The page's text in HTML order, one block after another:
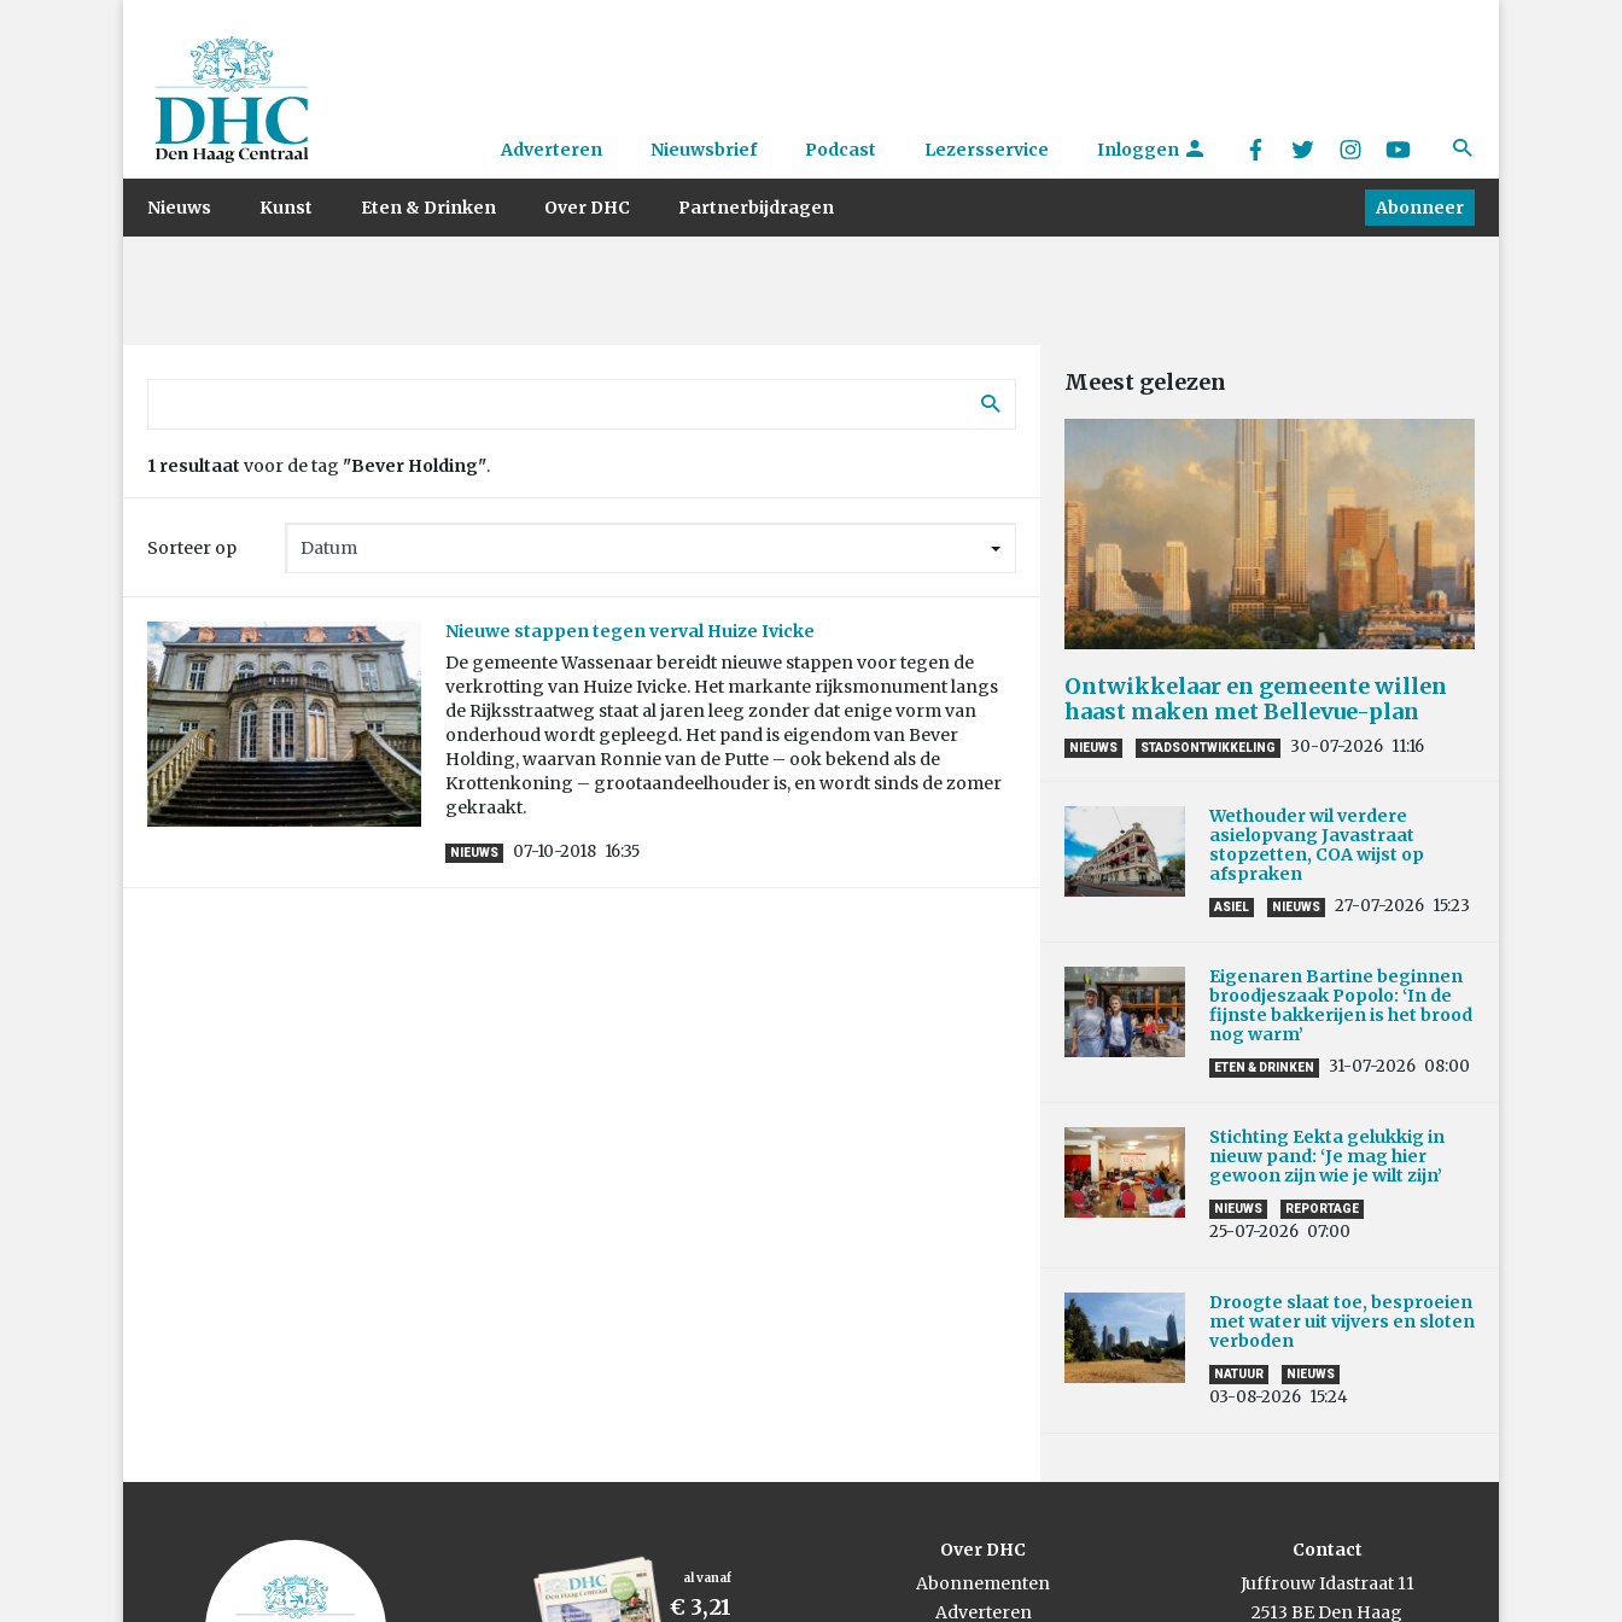
Adverteren Nieuwsbrief Podcast Lezersservice Inloggen
Nieuws Kunst Eten & Drinken Over DHC Partnerbijdragen Abonneer
1 resultaat voor de tag "Bever Holding".
Sorteer op
Nieuwe stappen tegen verval Huize Ivicke
De gemeente Wassenaar bereidt nieuwe stappen voor tegen de
verkrotting van Huize Ivicke. Het markante rijksmonument langs
de Rijksstraatweg staat al jaren leeg zonder dat enige vorm van
onderhoud wordt gepleegd. Het pand is eigendom van Bever
Holding, waarvan Ronnie van de Putte – ook bekend als de
Krottenkoning – grootaandeelhouder is, en wordt sinds de zomer
gekraakt.
NIEUWS 07-10-2018 16:35
Meest gelezen
Ontwikkelaar en gemeente willen
haast maken met Bellevue-plan
NIEUWS STADSONTWIKKELING 30-07-2026 11:16
Wethouder wil verdere
asielopvang Javastraat
stopzetten, COA wijst op
afspraken
ASIEL NIEUWS 27-07-2026 15:23
Eigenaren Bartine beginnen
broodjeszaak Popolo: ‘In de
fijnste bakkerijen is het brood
nog warm’
ETEN & DRINKEN 31-07-2026 08:00
Stichting Eekta gelukkig in
nieuw pand: ‘Je mag hier
gewoon zijn wie je wilt zijn’
NIEUWS REPORTAGE
25-07-2026 07:00
Droogte slaat toe, besproeien
met water uit vijvers en sloten
verboden
NATUUR NIEUWS
03-08-2026 15:24
al vanaf
€ 3,21
Over DHC
Abonnementen
Adverteren
Contact
Juffrouw Idastraat 11
2513 BE Den Haag